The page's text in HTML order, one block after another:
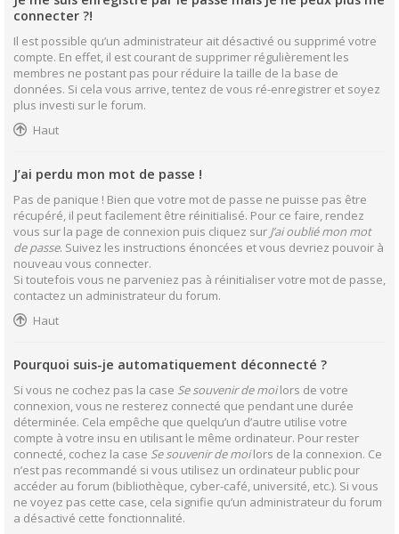
connecter ?!
Il est possible qu’un administrateur ait désactivé ou supprimé votre
compte. En effet, il est courant de supprimer régulièrement les
membres ne postant pas pour réduire la taille de la base de
données. Si cela vous arrive, tentez de vous ré-enregistrer et soyez
plus investi sur le forum.
Haut
J’ai perdu mon mot de passe !
Pas de panique ! Bien que votre mot de passe ne puisse pas être
récupéré, il peut facilement être réinitialisé. Pour ce faire, rendez
vous sur la page de connexion puis cliquez sur J’ai oublié mon mot
de passe. Suivez les instructions énoncées et vous devriez pouvoir à
nouveau vous connecter.
Si toutefois vous ne parveniez pas à réinitialiser votre mot de passe,
contactez un administrateur du forum.
Haut
Pourquoi suis-je automatiquement déconnecté ?
Si vous ne cochez pas la case Se souvenir de moilors de votre
connexion, vous ne resterez connecté que pendant une durée
déterminée. Cela empêche que quelqu’un d’autre utilise votre
compte à votre insu en utilisant le même ordinateur. Pour rester
connecté, cochez la case Se souvenir de moilors de la connexion. Ce
n’est pas recommandé si vous utilisez un ordinateur public pour
accéder au forum (bibliothèque, cyber-café, université, etc.). Si vous
ne voyez pas cette case, cela signifie qu’un administrateur du forum
a désactivé cette fonctionnalité.